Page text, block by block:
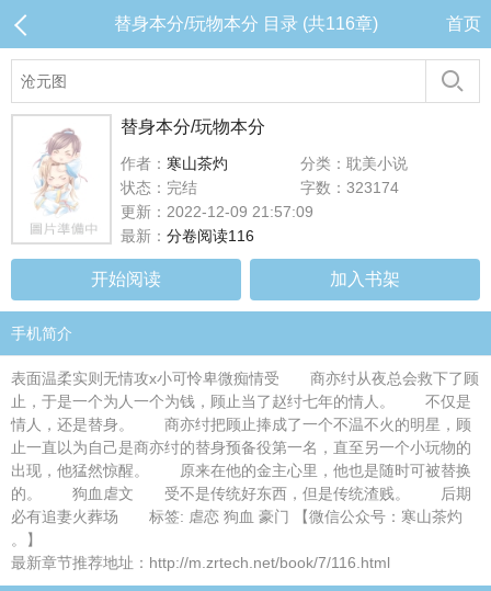
替身本分/玩物本分 目录 (共116章) 首页
替身本分/玩物本分
作者： 寒山茶灼
分类：耽美小说
状态：完结
字数：323174
更新：2022-12-09 21:57:09
最新： 分卷阅读116
开始阅读 加入书架
手机简介
表面温柔实则无情攻x小可怜卑微痴情受 商亦纣从夜总会救下了顾
止，于是一个为人一个为钱，顾止当了赵纣七年的情人。 不仅是
情人，还是替身。 商亦纣把顾止捧成了一个不温不火的明星，顾
止一直以为自己是商亦纣的替身预备役第一名，直至另一个小玩物的
出现，他猛然惊醒。 原来在他的金主心里，他也是随时可被替换
的。 狗血虐文 受不是传统好东西，但是传统渣贱。 后期
必有追妻火葬场 标签: 虐恋 狗血 豪门 【微信公众号：寒山茶灼
。】
最新章节推荐地址：http://m.zrtech.net/book/7/116.html